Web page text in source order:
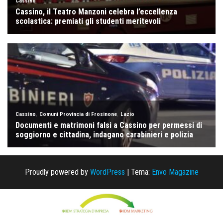
Proudly powered by WordPress | Tema: Envo Magazine